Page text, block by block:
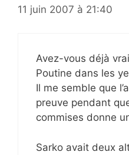
11 juin 2007 à 21:40
Avez-vous déjà
Poutine dans les
Il me semble que
preuve pendant
commises donne
Sarko avait deux